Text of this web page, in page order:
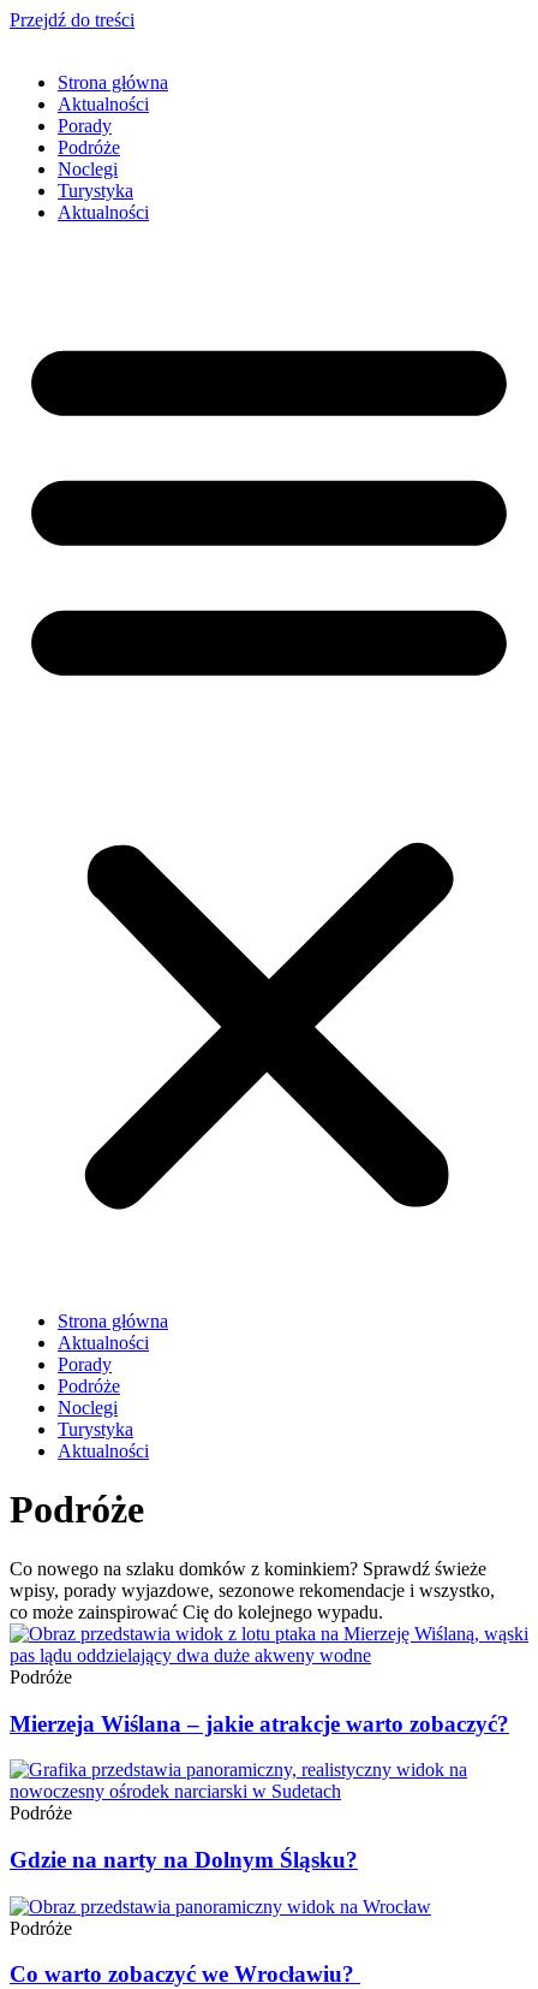
Przejdź do treści
Strona główna
Aktualności
Porady
Podróże
Noclegi
Turystyka
Aktualności
Strona główna
Aktualności
Porady
Podróże
Noclegi
Turystyka
Aktualności
Podróże
Co nowego na szlaku domków z kominkiem? Sprawdź świeże
wpisy, porady wyjazdowe, sezonowe rekomendacje i wszystko,
co może zainspirować Cię do kolejnego wypadu.
Podróże
Mierzeja Wiślana – jakie atrakcje warto zobaczyć?
Podróże
Gdzie na narty na Dolnym Śląsku?
Podróże
Co warto zobaczyć we Wrocławiu?